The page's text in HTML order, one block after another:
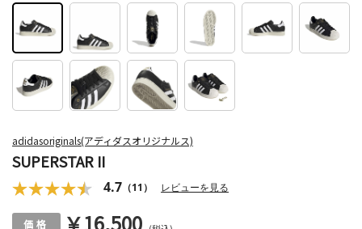
adidasoriginals(アディダスオリジナルス)
SUPERSTAR II
4.7 （11） レビューを見る
￥16,500